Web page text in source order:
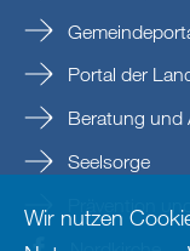
Portal der
Beratung und
Seelsorge
Prävention
Wir nutzen